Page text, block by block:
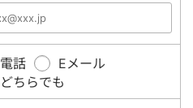
電話
Eメール
どちらでも